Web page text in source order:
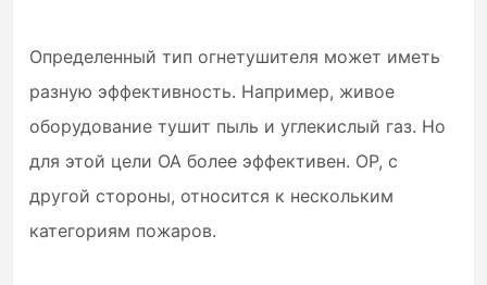
Определенный тип огнетушителя может иметь
разную эффективность. Например, живое
оборудование тушит пыль и углекислый газ. Но
для этой цели ОА более эффективен. OP, с
другой стороны, относится к нескольким
категориям пожаров.